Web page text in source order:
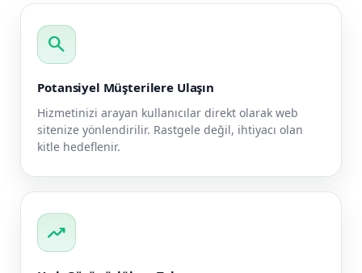
search
Potansiyel Müşterilere Ulaşın
Hizmetinizi arayan kullanıcılar direkt olarak web
sitenize yönlendirilir. Rastgele değil, ihtiyacı olan
kitle hedeflenir.
trending_up